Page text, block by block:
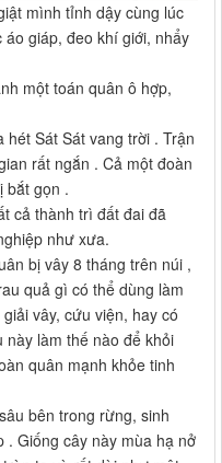
mình tỉnh dậy cùng lúc
giáp, đeo khí giới, nhẩy
một toán quân ô hợp,
Sát Sát vang trời . Trận
rất ngắn . Cả một đoàn
bắt gọn .
cả thành trì đất đai đã
như xưa.
bị vây 8 tháng trên núi ,
quả gì có thể dùng làm
vây, cứu viện, hay có
làm thế nào để khỏi
quân mạnh khỏe tinh
bên trong rừng, sinh
Giống cây này mùa hạ nở